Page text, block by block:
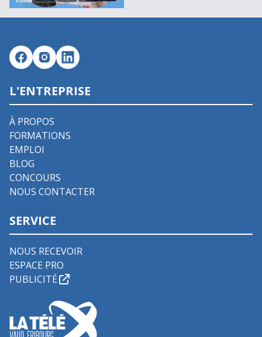
L'ENTREPRISE
À PROPOS
FORMATIONS
EMPLOI
BLOG
CONCOURS
NOUS CONTACTER
SERVICE
NOUS RECEVOIR
ESPACE PRO
PUBLICITÉ